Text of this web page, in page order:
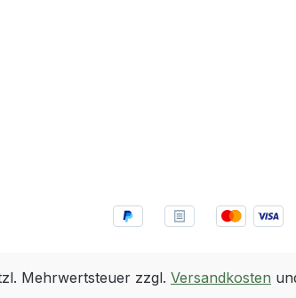
Mehrwertsteuer zzgl. Versandkosten